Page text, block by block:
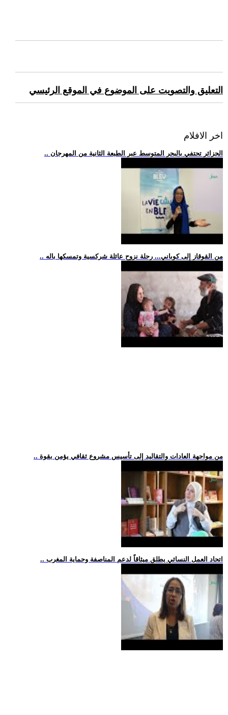
التعليق والتصويت على الموضوع في الموقع الرئيسي
اخر الافلام
.. الجزائر تحتفي بالبحر المتوسط عبر الطبعة الثانية من المهرجان
.. من القوقاز إلى كوباني... رحلة نزوح عائلة شركسية وتمسكها باله
.. من مواجهة العادات والتقاليد إلى تأسيس مشروع ثقافي يؤمن بقوة
.. اتحاد العمل النسائي يطلق ميثاقاً لدعم المناصفة وحماية المغرب